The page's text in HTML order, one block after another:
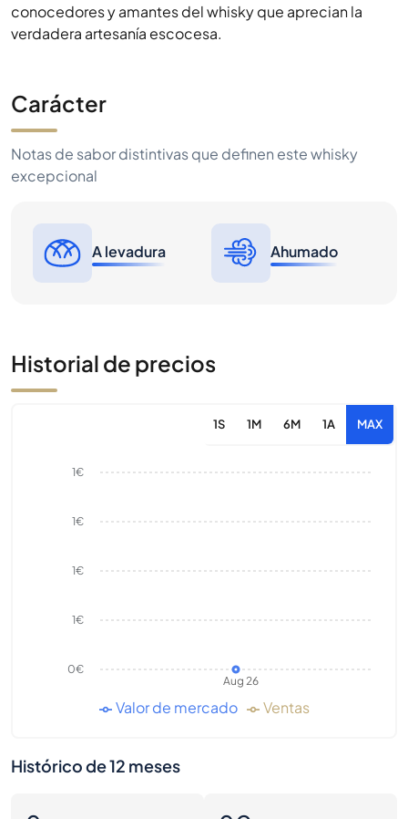
conocedores y amantes del whisky que aprecian la
verdadera artesanía escocesa.
Carácter
Notas de sabor distintivas que definen este whisky
excepcional
A levadura Ahumado
Historial de precios
1S 1M 6M 1A MAX
Aug 26
0€
1€
1€
1€
1€
Valor de mercado Ventas
Histórico de 12 meses